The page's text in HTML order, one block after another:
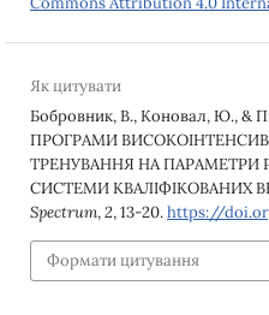
Як цитувати
Бобровник, В., Коновал, Ю., &
ПРОГРАМИ
ТРЕНУВАННЯ НА ПАРАМЕТРИ
СИСТЕМИ КВАЛІФІКОВАНИХ
Spectrum,2, 13-20.https://
Формати цитування